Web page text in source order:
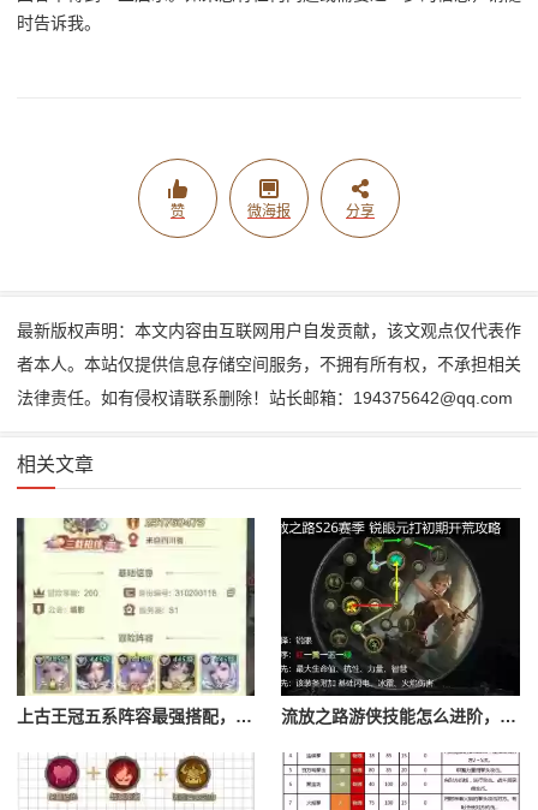
时告诉我。
赞 微海报 分享
最新版权声明：本文内容由互联网用户自发贡献，该文观点仅代表作
者本人。本站仅提供信息存储空间服务，不拥有所有权，不承担相关
法律责任。如有侵权请联系删除！站长邮箱：194375642@qq.com
相关文章
上古王冠五系阵容最强搭配，上古王冠五星排行 流放之路游侠技能怎么进阶，流放之路游侠技能怎么进阶的